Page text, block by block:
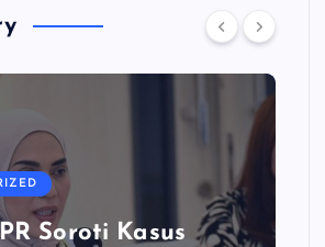
Soroti Kasus